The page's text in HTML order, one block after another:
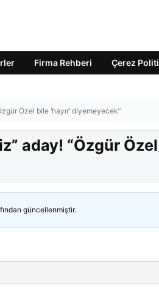
Firma Rehberi Çerez
Özel bile ‘hayır’ diyemeyecek”
aday! “Özgür Özel
güncellenmiştir.